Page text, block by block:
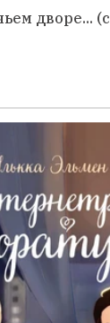
дворе... (с